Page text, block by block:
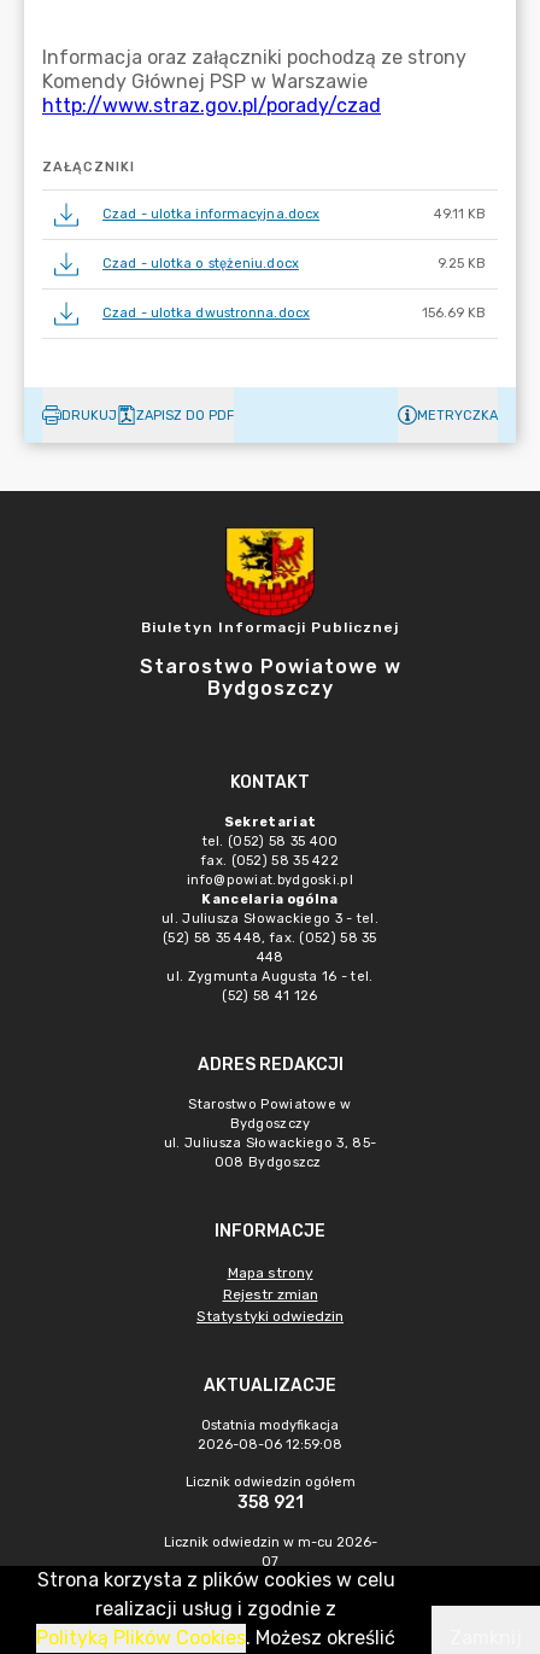
ZAŁĄCZNIKI
Czad - ulotka informacyjna.docx 49.11 KB
Czad - ulotka o stężeniu.docx 9.25 KB
Czad - ulotka dwustronna.docx 156.69 KB
DRUKUJ ZAPISZ DO PDF METRYCZKA
Biuletyn Informacji Publicznej
Starostwo Powiatowe w
Bydgoszczy
KONTAKT
Sekretariat
tel. (052) 58 35 400
fax. (052) 58 35 422
info@powiat.bydgoski.pl
Kancelaria ogólna
ul. Juliusza Słowackiego 3 - tel.
(52) 58 35 448, fax. (052) 58 35
448
ul. Zygmunta Augusta 16 - tel.
(52) 58 41 126
ADRES REDAKCJI
Starostwo Powiatowe w
Bydgoszczy
ul. Juliusza Słowackiego 3, 85-
008 Bydgoszcz
INFORMACJE
Mapa strony
Rejestr zmian
Statystyki odwiedzin
AKTUALIZACJE
Ostatnia modyfikacja
2026-08-06 12:59:08
Licznik odwiedzin ogółem
358 921
Licznik odwiedzin w m-cu 2026-
07
816
CMS & Hosting: Nefeni Sp. z o.o.
Strona korzysta z plików cookies w celu
realizacji usług i zgodnie z
Polityką Plików Cookies. Możesz określić